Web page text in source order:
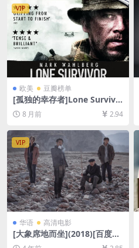
VIP
欧美 豆瓣榜单
[孤独的幸存者]Lone Survivo
r (2013)[百度网盘+夸克网盘1
080P超清未删减资源][网盘在
线播放/下载][MP4/10GB][中
英字幕]
8 月前 2.94
VIP
华语 高清电影
[大象席地而坐](2018)[百度网
盘+夸克网盘+迅雷云盘资源10